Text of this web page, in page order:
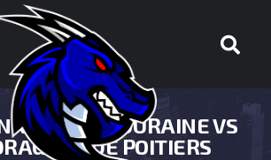
DE TOURAINE VS
DE POITIERS